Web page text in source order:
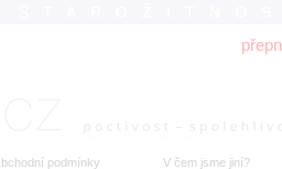
podmínky
V čem jsme jiní?